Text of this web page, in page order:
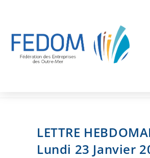
LETTRE
Lundi 23 Janvier